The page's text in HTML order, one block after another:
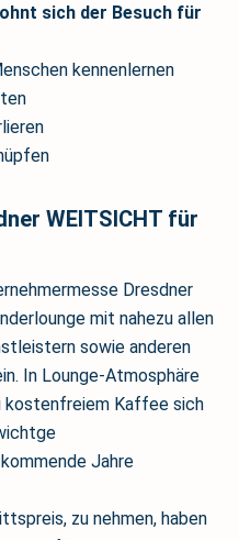
sich der Besuch für
kennenlernen
WEITSICHT für
Dresdner
mit nahezu allen
sowie anderen
In Lounge-Atmosphäre
Kaffee sich
Jahre
zu nehmen, haben